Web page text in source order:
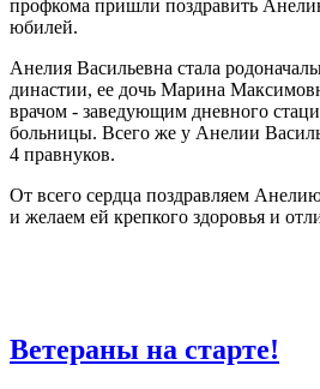
профкома пришли поздравить
юбилей.
Анелия Васильевна стала
династии, ее дочь Марина
врачом - заведующим дневного
больницы. Всего же у Анелии
4 правнуков.
От всего сердца поздравляем
и желаем ей крепкого здоровья и
Ветераны на старте!